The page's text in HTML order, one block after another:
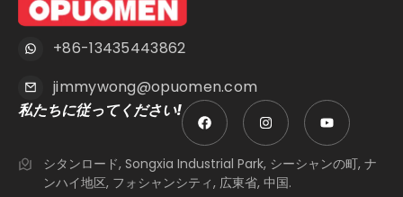
+86-13435443862
jimmywong@opuomen.com
私たちに従ってください!
シタンロード, Songxia Industrial Park, シーシャンの町, ナ
ンハイ地区, フォシャンシティ, 広東省, 中国.